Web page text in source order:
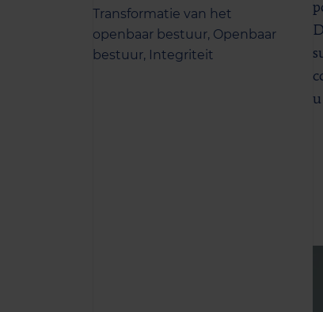
Transformatie van het
openbaar bestuur, Openbaar
bestuur, Integriteit
u